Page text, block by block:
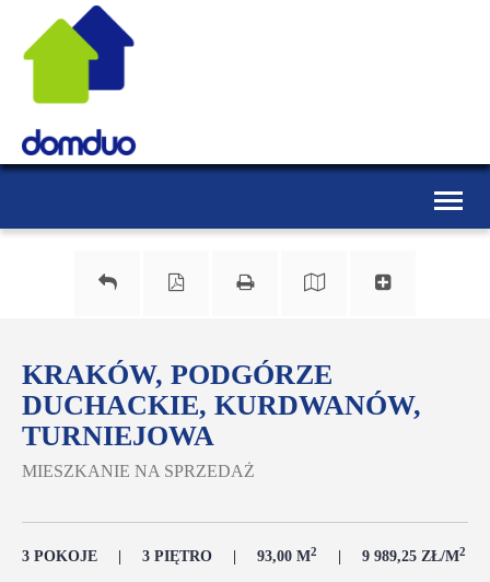
Toggle
KRAKÓW, PODGÓRZE
DUCHACKIE, KURDWANÓW,
TURNIEJOWA
MIESZKANIE NA SPRZEDAŻ
3 POKOJE 3 PIĘTRO 93,00 M2 9 989,25 ZŁ/M2